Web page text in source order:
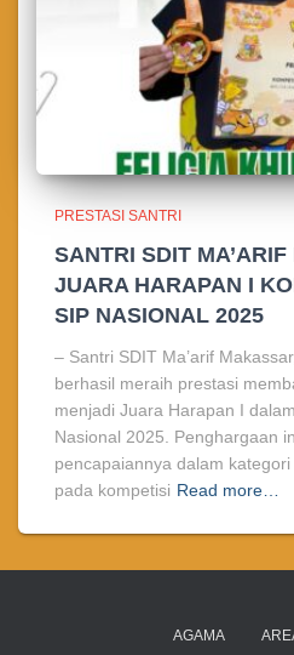
PRESTASI SANTRI
SANTRI SDIT
JUARA HARAPAN I
SIP NASIONAL 2025
– Santri SDIT Ma’arif
berhasil meraih prestasi
menjadi Juara Harapan I
Nasional 2025. Penghargaan
pencapaiannya dalam
pada kompetisi Read more…
AGAMA